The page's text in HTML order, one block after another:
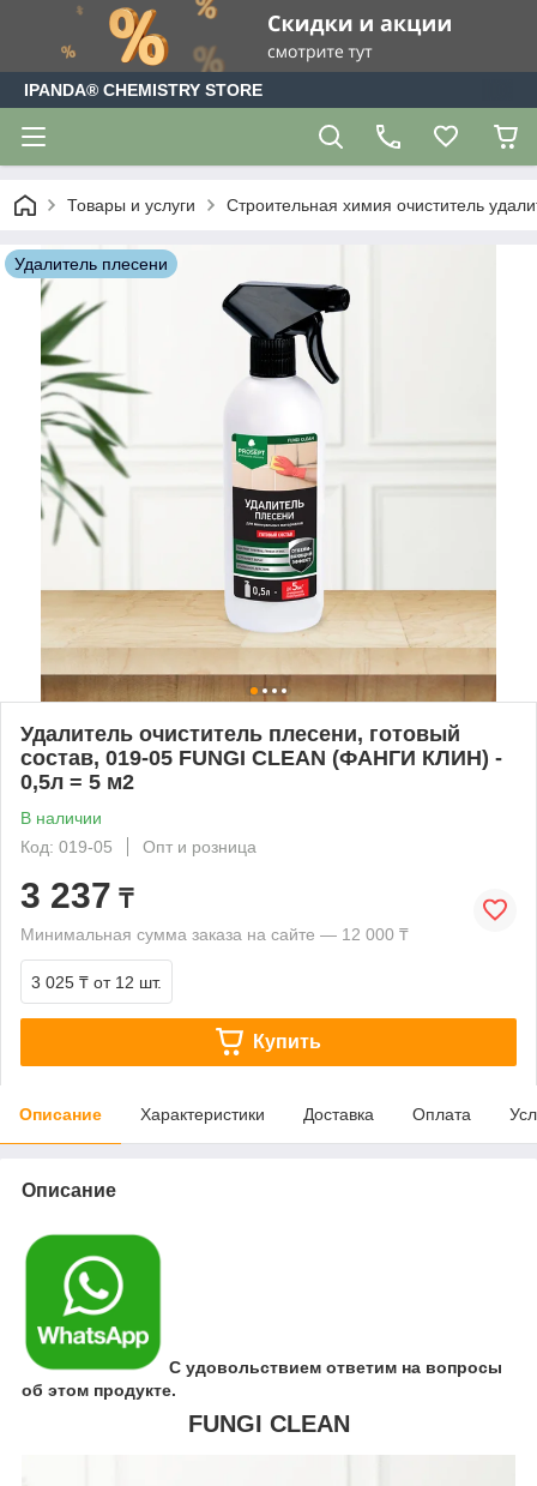
IPANDA® CHEMISTRY STORE
Товары и услуги Строительная химия очиститель
Удалитель плесени
Удалитель очиститель плесени, готовый
состав, 019-05 FUNGI CLEAN (ФАНГИ КЛИН) -
0,5л = 5 м2
В наличии
Код: 019-05
Опт и розница
3 237 ₸
Минимальная сумма заказа на сайте — 12 000 ₸
3 025 ₸ от 12 шт.
Купить
Описание Характеристики Доставка Оплата
Описание
С удовольствием ответим на вопросы
об этом продукте.
FUNGI CLEAN